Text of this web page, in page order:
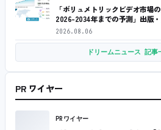
「ボリュメトリックビデオ市場
2026-2034年までの予測」出版
2026.08.06
ドリームニュース 記
PR ワイヤー
PRワイヤー